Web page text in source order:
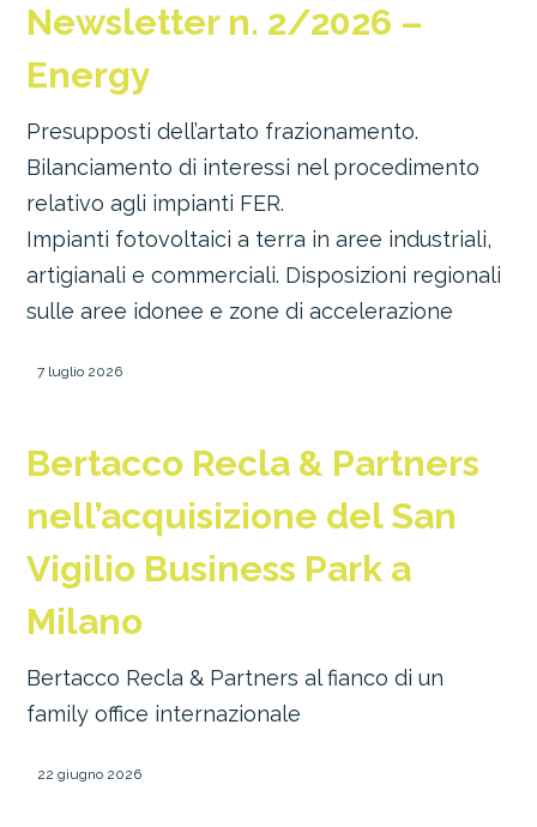
Newsletter n. 2/2026 –
Energy
Presupposti dell’artato frazionamento.
Bilanciamento di interessi nel procedimento
relativo agli impianti FER.
Impianti fotovoltaici a terra in aree industriali,
artigianali e commerciali. Disposizioni regionali
sulle aree idonee e zone di accelerazione
7 luglio 2026
Bertacco Recla & Partners
nell’acquisizione del San
Vigilio Business Park a
Milano
Bertacco Recla & Partners al fianco di un
family office internazionale
22 giugno 2026